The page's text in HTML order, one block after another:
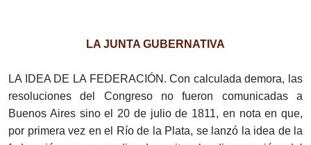
LA JUNTA GUBERNATIVA
LA IDEA DE LA FEDERACIÓN. Con calculada demora, las
resoluciones del Congreso no fueron comunicadas a
Buenos Aires sino el 20 de julio de 1811, en nota en que,
por primera vez en el Río de la Plata, se lanzó la idea de la